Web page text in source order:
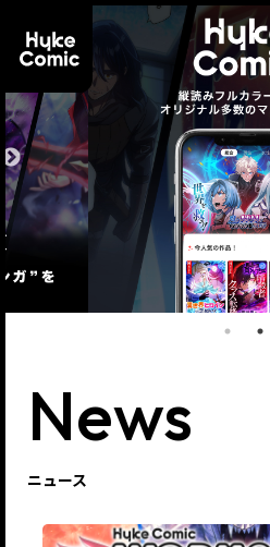
News
ニュース